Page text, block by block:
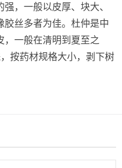
，一般以皮厚、块大、
胶丝多者为佳。杜仲是中
，一般在清明到夏至之
按药材规格大小，剥下树